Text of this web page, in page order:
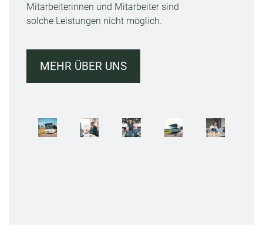
Mitarbeiterinnen und Mitarbeiter sind
solche Leistungen nicht möglich.
MEHR ÜBER UNS